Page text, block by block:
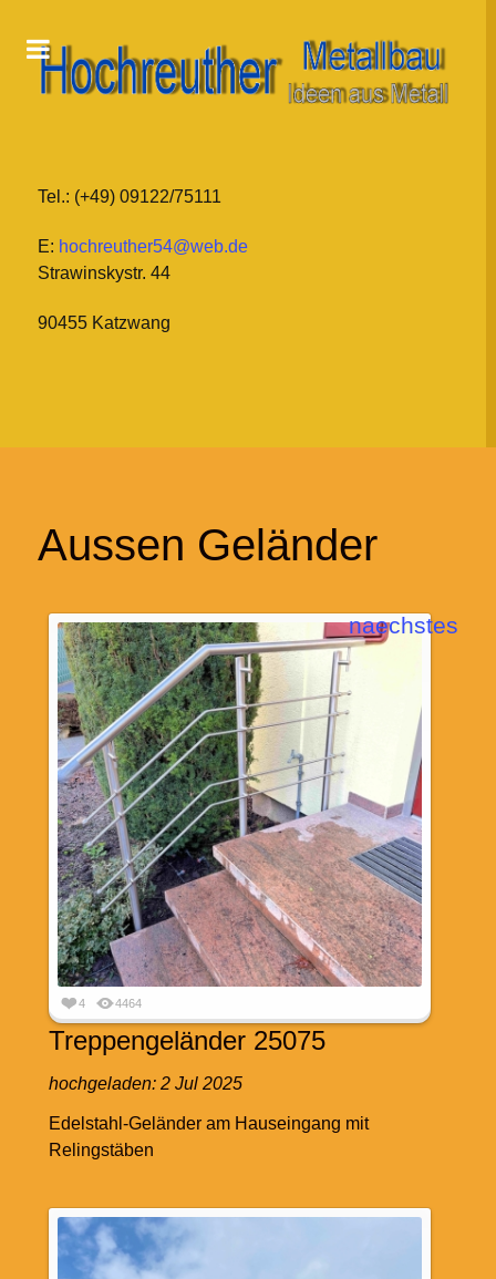
Tel.: (+49) 09122/75111
E: hochreuther54@web.de
Strawinskystr. 44
90455 Katzwang
Aussen Geländer
4 4464
Treppengeländer 25075
hochgeladen: 2 Jul 2025
Edelstahl-Geländer am Hauseingang mit
Relingstäben
naechstes